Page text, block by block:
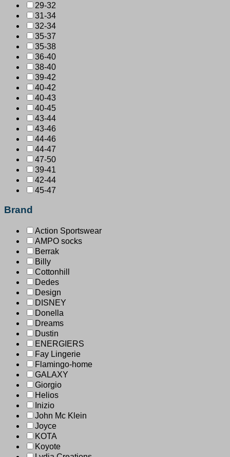
29-32
31-34
32-34
35-37
35-38
36-40
38-40
39-42
40-42
40-43
40-45
43-44
43-46
44-46
44-47
47-50
39-41
42-44
45-47
Brand
Action Sportswear
AMPO socks
Berrak
Billy
Cottonhill
Dedes
Design
DISNEY
Donella
Dreams
Dustin
ENERGIERS
Fay Lingerie
Flamingo-home
GALAXY
Giorgio
Helios
Inizio
John Mc Klein
Joyce
KOTA
Koyote